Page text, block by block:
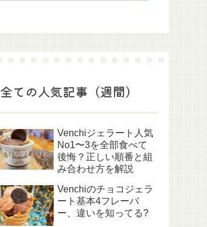
全ての人気記事（週間）
Venchiジェラート人気
No1〜3を全部食べて
後悔？正しい順番と組
み合わせ方を解説
Venchiのチョコジェラ
ート基本4フレーバ
ー、違いを知ってる?